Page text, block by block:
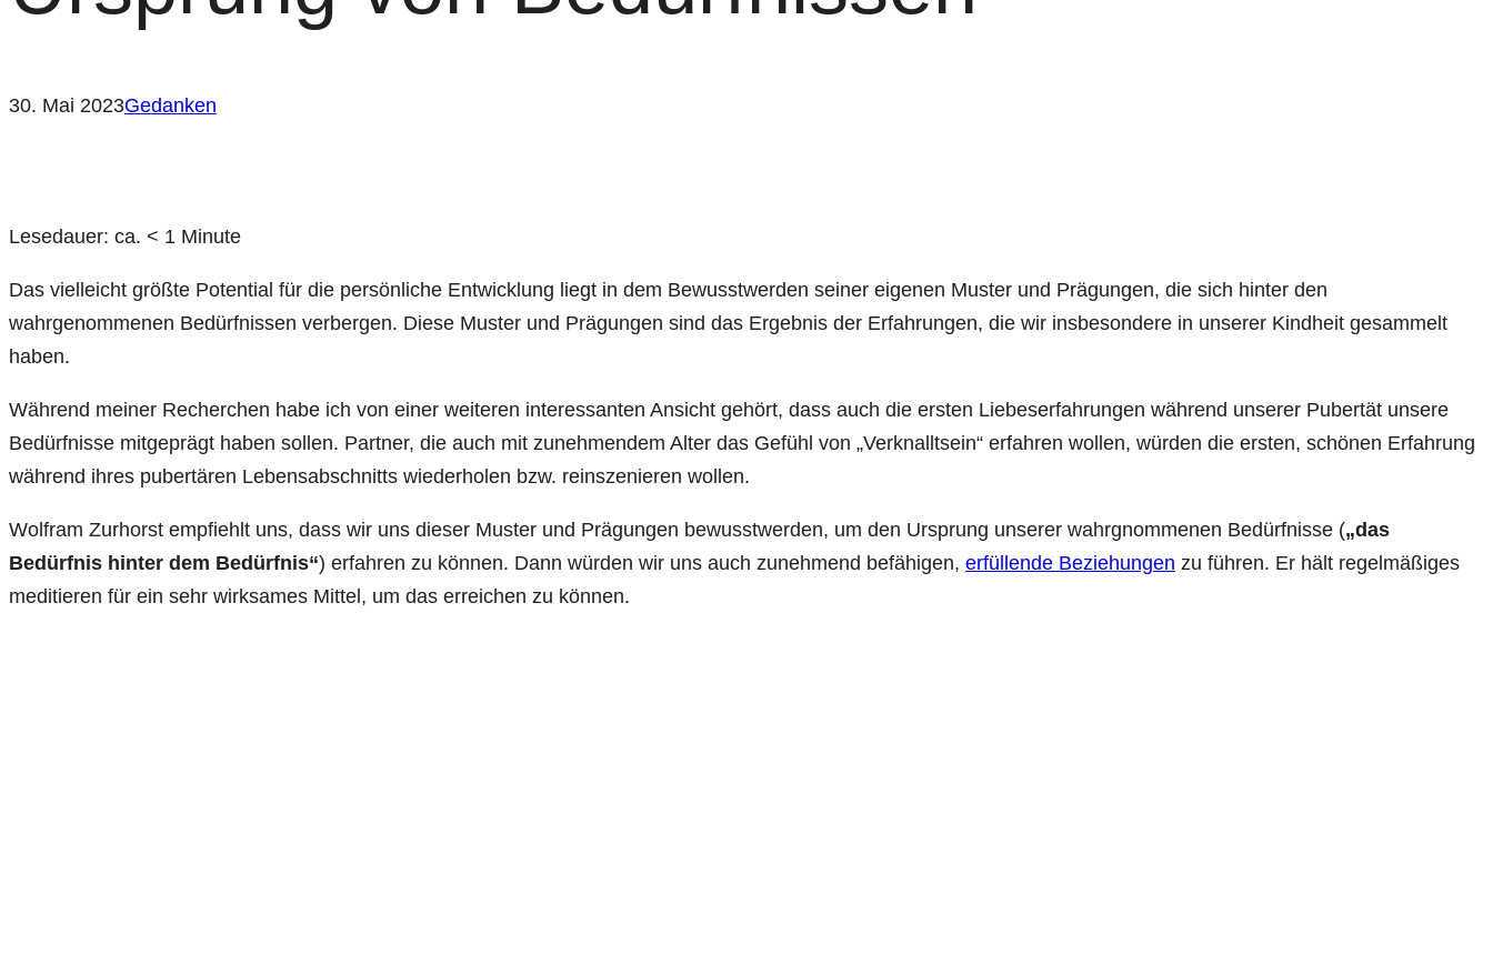
30. Mai 2023Gedanken
Lesedauer: ca. < 1 Minute
Das vielleicht größte Potential für die persönliche Entwicklung liegt in dem Bewusstwerden seiner eigenen Muster und Prägungen, die sich hinter den
wahrgenommenen Bedürfnissen verbergen. Diese Muster und Prägungen sind das Ergebnis der Erfahrungen, die wir insbesondere in unserer Kindheit gesammelt
haben.
Während meiner Recherchen habe ich von einer weiteren interessanten Ansicht gehört, dass auch die ersten Liebeserfahrungen während unserer Pubertät unsere
Bedürfnisse mitgeprägt haben sollen. Partner, die auch mit zunehmendem Alter das Gefühl von „Verknalltsein“ erfahren wollen, würden die ersten, schönen Erfahrung
während ihres pubertären Lebensabschnitts wiederholen bzw. reinszenieren wollen.
Wolfram Zurhorst empfiehlt uns, dass wir uns dieser Muster und Prägungen bewusstwerden, um den Ursprung unserer wahrgnommenen Bedürfnisse („das
Bedürfnis hinter dem Bedürfnis“) erfahren zu können. Dann würden wir uns auch zunehmend befähigen, erfüllende Beziehungen zu führen. Er hält regelmäßiges
meditieren für ein sehr wirksames Mittel, um das erreichen zu können.